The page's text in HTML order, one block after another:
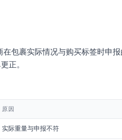
在包裹实际情况与购买标签时申
正。
原因
实际重量与申报不符